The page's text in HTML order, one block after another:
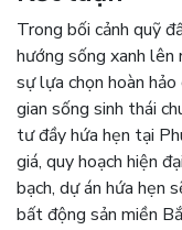
Trong bối cảnh quỹ
hướng sống xanh lên
sự lựa chọn hoàn
gian sống sinh thái
tư đầy hứa hẹn tại
giá, quy hoạch hiện
bạch, dự án hứa hẹn
bất động sản miền